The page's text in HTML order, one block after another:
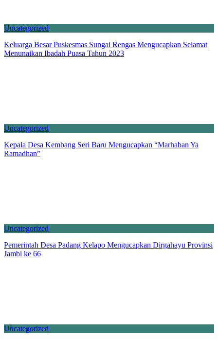
Uncategorized
Keluarga Besar Puskesmas Sungai Rengas Mengucapkan Selamat
Menunaikan Ibadah Puasa Tahun 2023
Uncategorized
Kepala Desa Kembang Seri Baru Mengucapkan “Marhaban Ya
Ramadhan”
Uncategorized
Pemerintah Desa Padang Kelapo Mengucapkan Dirgahayu Provinsi
Jambi ke 66
Uncategorized